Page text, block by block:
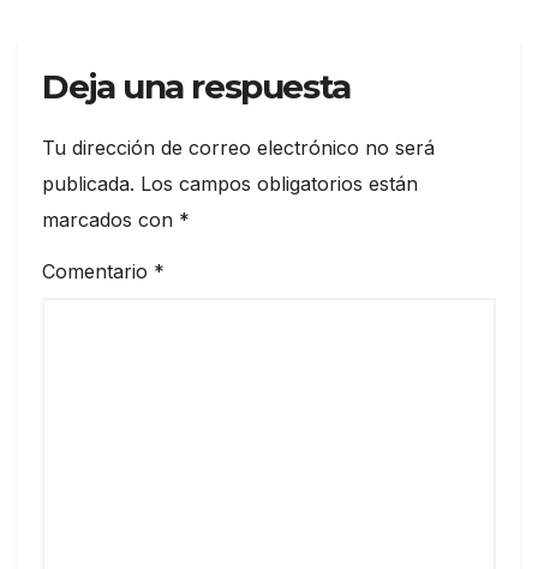
Deja una respuesta
Tu dirección de correo electrónico no será
publicada. Los campos obligatorios están
marcados con *
Comentario *